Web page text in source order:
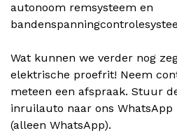
autonoom remsysteem en
Wat kunnen we verder nog
elektrische proefrit! Neem
meteen een afspraak. Stuur
inruilauto naar ons
(alleen WhatsApp).